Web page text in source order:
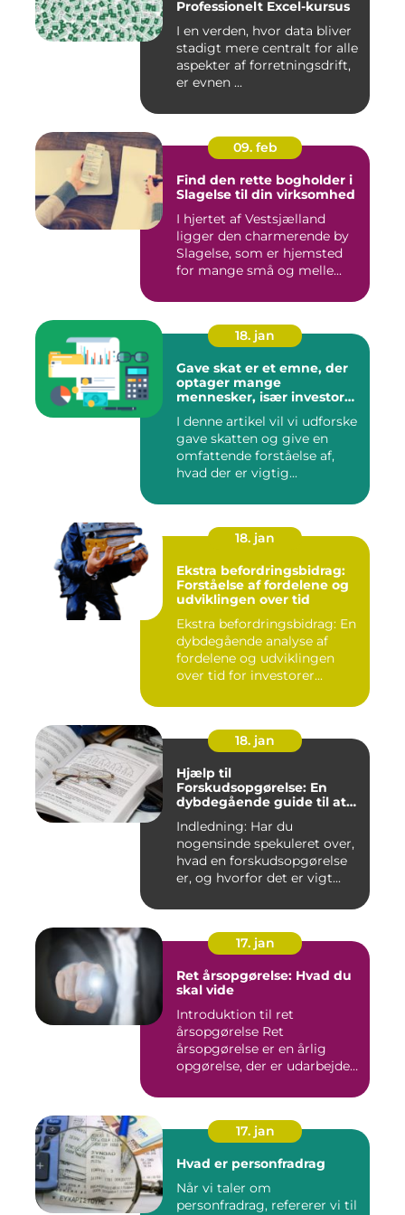
Professionelt Excel-kursus
I en verden, hvor data bliver
stadigt mere centralt for alle
aspekter af forretningsdrift,
er evnen ...
09. feb
Find den rette bogholder i
Slagelse til din virksomhed
I hjertet af Vestsjælland
ligger den charmerende by
Slagelse, som er hjemsted
for mange små og melle...
18. jan
Gave skat er et emne, der
optager mange
mennesker, især investorer
optimere deres
økonomiske strategier
I denne artikel vil vi udforske
gave skatten og give en
omfattende forståelse af,
hvad der er vigtig...
18. jan
Ekstra befordringsbidrag:
Forståelse af fordelene og
udviklingen over tid
Ekstra befordringsbidrag: En
dybdegående analyse af
fordelene og udviklingen
over tid for investorer...
18. jan
Hjælp til
Forskudsopgørelse: En
dybdegående guide til at
skatteansættelse
Indledning: Har du
nogensinde spekuleret over,
hvad en forskudsopgørelse
er, og hvorfor det er vigt...
17. jan
Ret årsopgørelse: Hvad du
skal vide
Introduktion til ret
årsopgørelse Ret
årsopgørelse er en årlig
opgørelse, der er udarbejdet
17. jan
Hvad er personfradrag
Når vi taler om
personfradrag, refererer vi til